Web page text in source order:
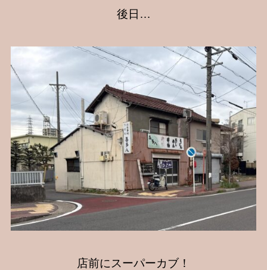
後日…
店前にスーパーカブ！